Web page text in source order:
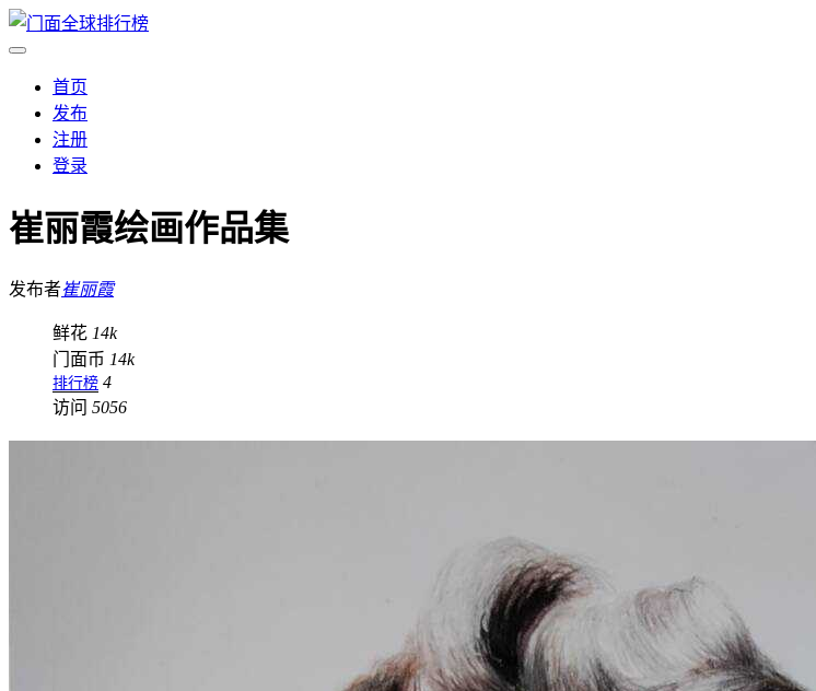
首页
发布
注册
登录
崔丽霞绘画作品集
发布者崔丽霞
鲜花 14k
门面币 14k
排行榜 4
访问 5056